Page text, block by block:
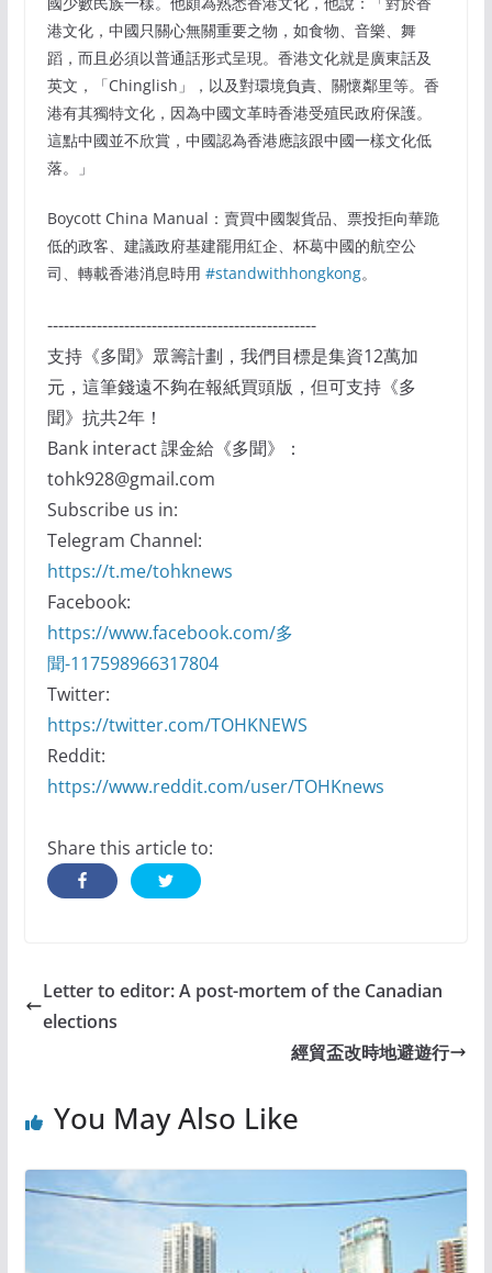
港文化，中國只關心無關重要之物，如食物、音樂、舞
蹈，而且必須以普通話形式呈現。香港文化就是廣東話及
英文，「Chinglish」，以及對環境負責、關懷鄰里等。香
港有其獨特文化，因為中國文革時香港受殖民政府保護。
這點中國並不欣賞，中國認為香港應該跟中國一樣文化低
落。」
Boycott China Manual：賣買中國製貨品、票投拒向華跪
低的政客、建議政府基建罷用紅企、杯葛中國的航空公
司、轉載香港消息時用 #standwithhongkong。
-------------------------------------------------
支持《多聞》眾籌計劃，我們目標是集資12萬加
元，這筆錢遠不夠在報紙買頭版，但可支持《多
聞》抗共2年！
Bank interact 課金給《多聞》：
tohk928@gmail.com
Subscribe us in:
Telegram Channel:
https://t.me/tohknews
Facebook:
https://www.facebook.com/多
聞-117598966317804
Twitter:
https://twitter.com/TOHKNEWS
Reddit:
https://www.reddit.com/user/TOHKnews
Share this article to:
Letter to editor: A post-mortem of the Canadian
elections
經貿盃改時地避遊行
You May Also Like